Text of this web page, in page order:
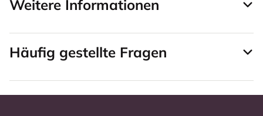
Weitere Informationen
Häufig gestellte Fragen